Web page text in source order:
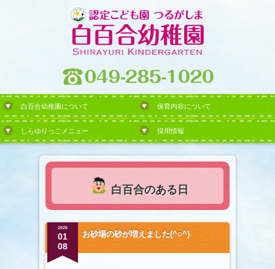
白百合幼稚園について 保育内容について
しらゆりっこメニュー 採用情報
白百合のある日
お砂場の砂が増えました(^○^)
2026
01
08